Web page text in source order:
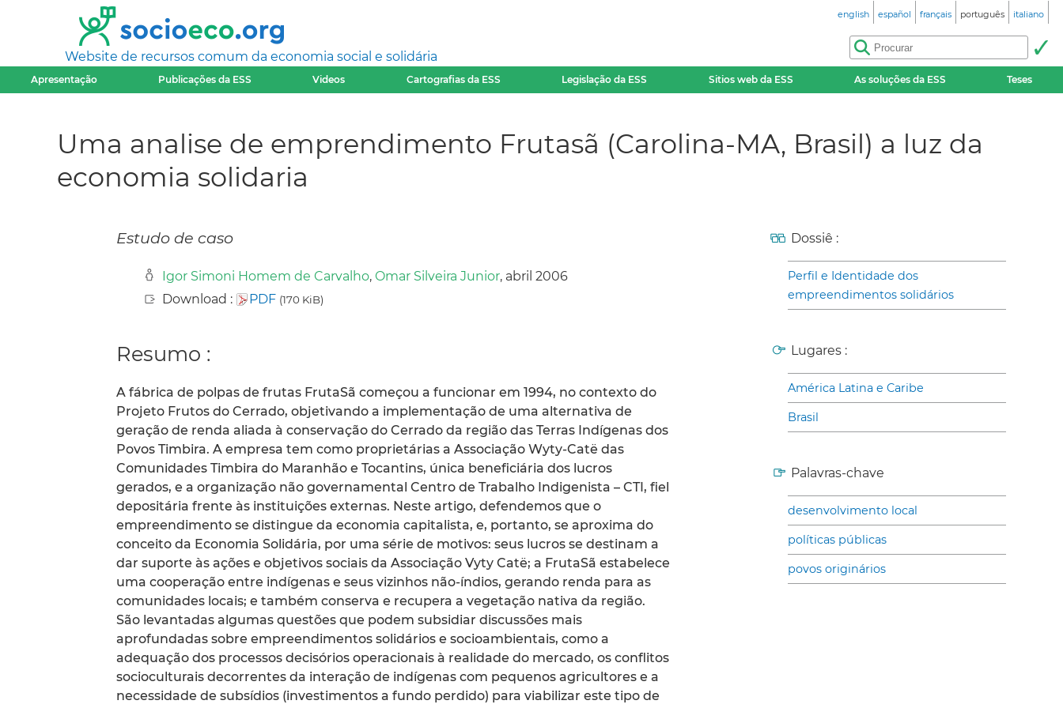
Website de recursos comum da economia social e solidária
english español français português italiano
Apresentação Publicações da ESS Videos Cartografias da ESS Legislação da ESS Sitios web da ESS As soluções da ESS Teses
Uma analise de emprendimento Frutasã (Carolina-MA, Brasil) a luz da
economia solidaria
Estudo de caso
Igor Simoni Homem de Carvalho, Omar Silveira Junior, abril 2006
Download :
PDF (170 KiB)
Resumo :
A fábrica de polpas de frutas FrutaSã começou a funcionar em 1994, no contexto do
Projeto Frutos do Cerrado, objetivando a implementação de uma alternativa de
geração de renda aliada à conservação do Cerrado da região das Terras Indígenas dos
Povos Timbira. A empresa tem como proprietárias a Associação Wyty-Catë das
Comunidades Timbira do Maranhão e Tocantins, única beneficiária dos lucros
gerados, e a organização não governamental Centro de Trabalho Indigenista – CTI, fiel
depositária frente às instituições externas. Neste artigo, defendemos que o
empreendimento se distingue da economia capitalista, e, portanto, se aproxima do
conceito da Economia Solidária, por uma série de motivos: seus lucros se destinam a
dar suporte às ações e objetivos sociais da Associação Vyty Catë; a FrutaSã estabelece
uma cooperação entre indígenas e seus vizinhos não-índios, gerando renda para as
comunidades locais; e também conserva e recupera a vegetação nativa da região.
São levantadas algumas questões que podem subsidiar discussões mais
aprofundadas sobre empreendimentos solidários e socioambientais, como a
adequação dos processos decisórios operacionais à realidade do mercado, os conflitos
socioculturais decorrentes da interação de indígenas com pequenos agricultores e a
necessidade de subsídios (investimentos a fundo perdido) para viabilizar este tipo de
Dossiê :
Perfil e Identidade dos
empreendimentos solidários
Lugares :
América Latina e Caribe
Brasil
Palavras-chave
desenvolvimento local
políticas públicas
povos originários